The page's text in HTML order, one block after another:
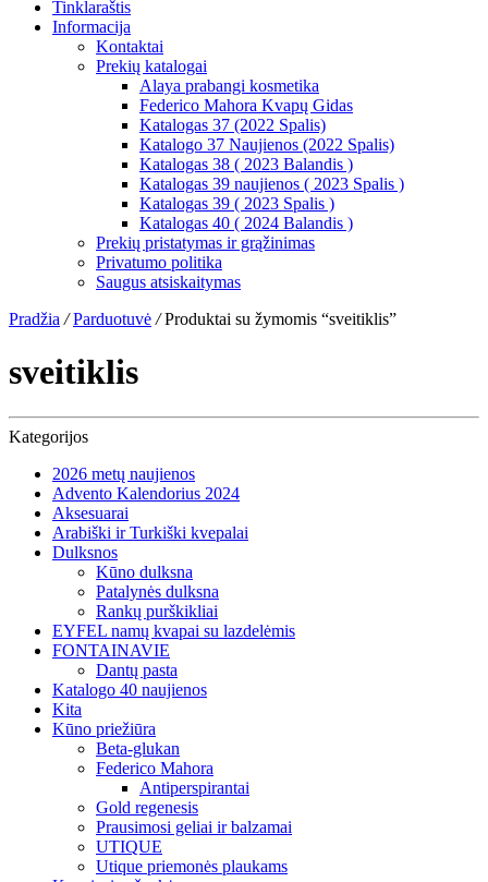
Tinklaraštis
Informacija
Kontaktai
Prekių katalogai
Alaya prabangi kosmetika
Federico Mahora Kvapų Gidas
Katalogas 37 (2022 Spalis)
Katalogo 37 Naujienos (2022 Spalis)
Katalogas 38 ( 2023 Balandis )
Katalogas 39 naujienos ( 2023 Spalis )
Katalogas 39 ( 2023 Spalis )
Katalogas 40 ( 2024 Balandis )
Prekių pristatymas ir grąžinimas
Privatumo politika
Saugus atsiskaitymas
Pradžia / Parduotuvė /Produktai su žymomis “sveitiklis”
sveitiklis
Kategorijos
2026 metų naujienos
Advento Kalendorius 2024
Aksesuarai
Arabiški ir Turkiški kvepalai
Dulksnos
Kūno dulksna
Patalynės dulksna
Rankų purškikliai
EYFEL namų kvapai su lazdelėmis
FONTAINAVIE
Dantų pasta
Katalogo 40 naujienos
Kita
Kūno priežiūra
Beta-glukan
Federico Mahora
Antiperspirantai
Gold regenesis
Prausimosi geliai ir balzamai
UTIQUE
Utique priemonės plaukams